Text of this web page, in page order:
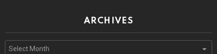
ARCHIVES
Archives